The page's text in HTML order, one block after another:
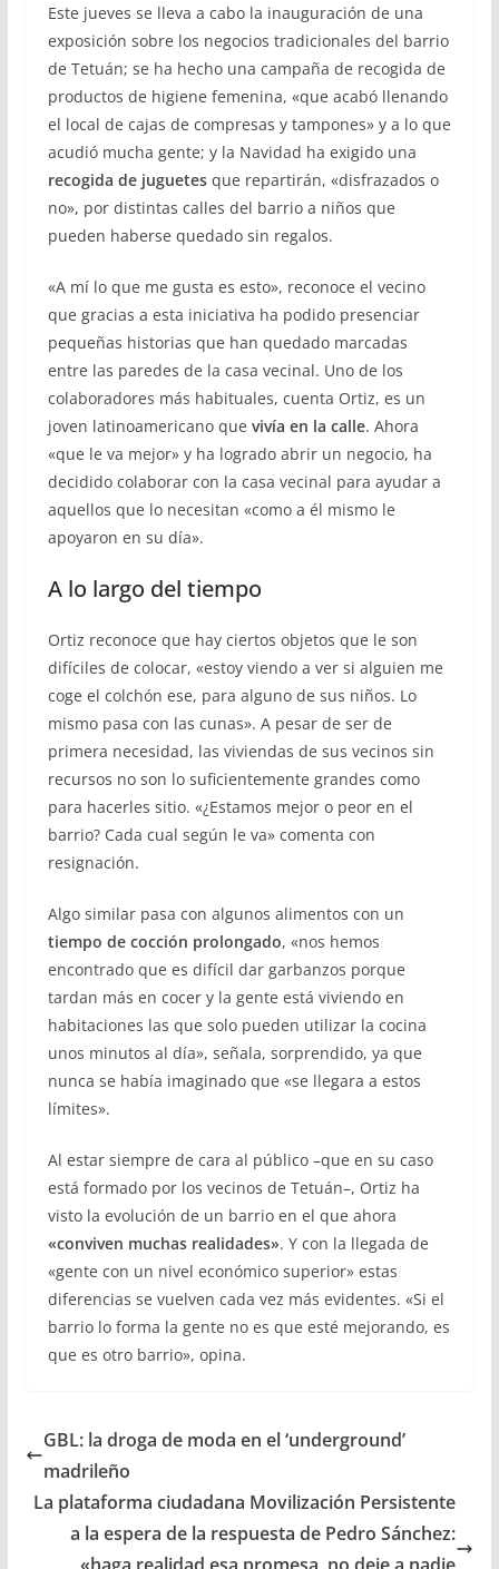
Este jueves se lleva a cabo la inauguración de una
exposición sobre los negocios tradicionales del barrio
de Tetuán; se ha hecho una campaña de recogida de
productos de higiene femenina, «que acabó llenando
el local de cajas de compresas y tampones» y a lo que
acudió mucha gente; y la Navidad ha exigido una
recogida de juguetesque repartirán, «disfrazados o
no», por distintas calles del barrio a niños que
pueden haberse quedado sin regalos.
«A mí lo que me gusta es esto», reconoce el vecino
que gracias a esta iniciativa ha podido presenciar
pequeñas historias que han quedado marcadas
entre las paredes de la casa vecinal. Uno de los
colaboradores más habituales, cuenta Ortiz, es un
joven latinoamericano que vivía en la calle. Ahora
«que le va mejor» y ha logrado abrir un negocio, ha
decidido colaborar con la casa vecinal para ayudar a
aquellos que lo necesitan «como a él mismo le
apoyaron en su día».
A lo largo del tiempo
Ortiz reconoce que hay ciertos objetos que le son
difíciles de colocar, «estoy viendo a ver si alguien me
coge el colchón ese, para alguno de sus niños. Lo
mismo pasa con las cunas». A pesar de ser de
primera necesidad, las viviendas de sus vecinos sin
recursos no son lo suficientemente grandes como
para hacerles sitio. «¿Estamos mejor o peor en el
barrio? Cada cual según le va» comenta con
resignación.
Algo similar pasa con algunos alimentos con un
tiempo de cocción prolongado, «nos hemos
encontrado que es difícil dar garbanzos porque
tardan más en cocer y la gente está viviendo en
habitaciones las que solo pueden utilizar la cocina
unos minutos al día», señala, sorprendido, ya que
nunca se había imaginado que «se llegara a estos
límites».
Al estar siempre de cara al público –que en su caso
está formado por los vecinos de Tetuán–, Ortiz ha
visto la evolución de un barrio en el que ahora
«conviven muchas realidades». Y con la llegada de
«gente con un nivel económico superior» estas
diferencias se vuelven cada vez más evidentes. «Si el
barrio lo forma la gente no es que esté mejorando, es
que es otro barrio», opina.
GBL: la droga de moda en el ‘underground’
madrileño
La plataforma ciudadana Movilización Persistente
a la espera de la respuesta de Pedro Sánchez: